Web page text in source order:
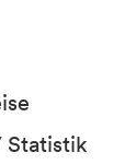
Statistik